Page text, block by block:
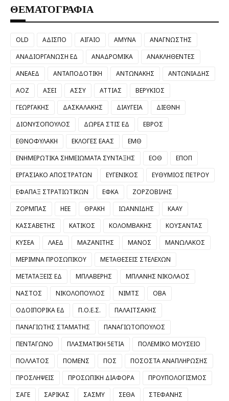
ΘΕΜΑΤΟΓΡΑΦΙΑ
OLD ΑΔΙΣΠΟ ΑΙΓΑΙΟ ΑΜΥΝΑ
ΑΝΑΓΝΩΣΤΗΣ
ΑΝΑΔΙΟΡΓΑΝΩΣΗ ΕΔ
ΑΝΑΔΡΟΜΙΚΑ
ΑΝΑΚΛΗΘΕΝΤΕΣ
ΑΝΕΑΕΔ
ΑΝΤΑΠΟΔΟΤΙΚΗ ΑΝΤΩΝΑΚΗΣ
ΑΝΤΩΝΙΑΔΗΣ
ΑΟΖ
ΑΣΕΙ ΑΣΣΥ ΑΤΤΙΑΣ
ΒΕΡΥΚΙΟΣ
ΓΕΩΡΓΑΚΗΣ
ΔΑΣΚΑΛΑΚΗΣ ΔΙΑΥΓΕΙΑ
ΔΙΕΘΝΗ
ΔΙΟΝΥΣΟΠΟΥΛΟΣ
ΔΩΡΕΑ ΣΤΙΣ ΕΔ
ΕΒΡΟΣ
ΕΘΝΟΦΥΛΑΚΗ
ΕΚΛΟΓΕΣ ΕΑΑΣ
ΕΜΘ
ΕΝΗΜΕΡΩΤΙΚΑ ΣΗΜΕΙΩΜΑΤΑ ΣΥΝΤΑΞΗΣ
ΕΟΘ
ΕΠΟΠ
ΕΡΓΑΣΙΑΚΟ ΑΠΟΣΤΡΑΤΩΝ
ΕΥΓΕΝΙΚΟΣ
ΕΥΘΥΜΙΟΣ ΠΕΤΡΟΥ
ΕΦΑΠΑΞ ΣΤΡΑΤΙΩΤΙΚΩΝ
ΕΦΚΑ
ΖΟΡΖΟΒΙΛΗΣ
ΖΟΡΜΠΑΣ
ΗΕΕ ΘΡΑΚΗ ΙΩΑΝΝΙΔΗΣ
ΚΑΑΥ
ΚΑΣΣΑΒΕΤΗΣ
ΚΑΤΙΚΟΣ ΚΟΛΟΜΒΑΚΗΣ
ΚΟΥΣΑΝΤΑΣ
ΚΥΣΕΑ
ΛΑΕΔ ΜΑΖΑΝΙΤΗΣ ΜΑΝΟΣ
ΜΑΝΩΛΑΚΟΣ
ΜΕΡΙΜΝΑ ΠΡΟΣΩΠΙΚΟΥ
ΜΕΤΑΘΕΣΕΙΣ ΣΤΕΛΕΧΩΝ
ΜΕΤΑΤΑΞΕΙΣ ΕΔ
ΜΠΛΑΒΕΡΗΣ
ΜΠΛΑΝΗΣ ΝΙΚΟΛΑΟΣ
ΝΑΣΤΟΣ
ΝΙΚΟΛΟΠΟΥΛΟΣ ΝΙΜΤΣ
ΟΒΑ
ΟΔΟΙΠΟΡΙΚΑ ΕΔ
Π.Ο.Ε.Σ.
ΠΑΛΑΙΤΣΑΚΗΣ
ΠΑΝΑΓΙΩΤΗΣ ΣΤΑΜΑΤΗΣ
ΠΑΝΑΓΙΩΤΟΠΟΥΛΟΣ
ΠΕΝΤΑΓΩΝΟ
ΠΛΑΣΜΑΤΙΚΗ 5ΕΤΙΑ
ΠΟΛΕΜΙΚΟ ΜΟΥΣΕΙΟ
ΠΟΛΛΑΤΟΣ
ΠΟΜΕΝΣ ΠΟΣ
ΠΟΣΟΣΤΑ ΑΝΑΠΛΗΡΩΣΗΣ
ΠΡΟΣΛΗΨΕΙΣ
ΠΡΟΣΩΠΙΚΗ ΔΙΑΦΟΡΑ
ΠΡΟΥΠΟΛΟΓΙΣΜΟΣ
ΣΑΓΕ
ΣΑΡΙΚΑΣ ΣΑΣΜΥ ΣΕΘΑ ΣΤΕΦΑΝΗΣ